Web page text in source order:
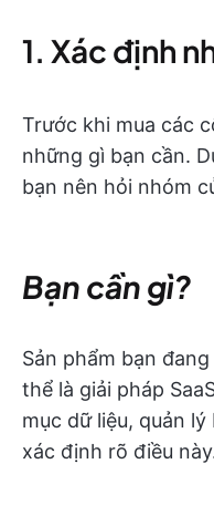
1. Xác định
Trước khi mua các
những gì bạn cần.
bạn nên hỏi nhóm
Bạn cần gì?
Sản phẩm bạn
thể là giải pháp
mục dữ liệu, quản
xác định rõ điều